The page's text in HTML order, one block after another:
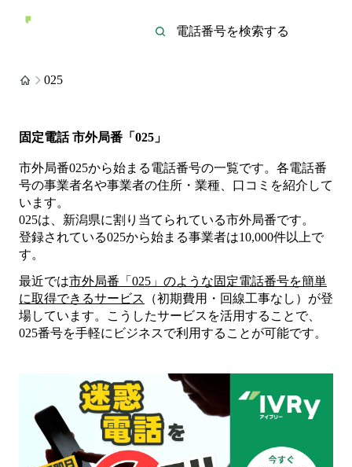
025
固定電話 市外局番「025」
市外局番025から始まる電話番号の一覧です。各電話番
号の事業者名や事業者の住所・業種、口コミを紹介して
います。
025は、新潟県に割り当てられている市外局番です。
登録されている025から始まる事業者は10,000件以上で
す。
最近では市外局番「 025 」のような固定電話番号を簡単
に取得できるサービス
（初期費用・回線工事なし）が登
場しています。こうしたサービスを活用することで、
025番号を手軽にビジネスで利用することが可能です。